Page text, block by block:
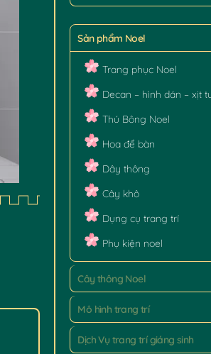
Sản phẩm Noel
Trang phục Noel
Decan – hình dán – xịt
Thú Bông Noel
Hoa để bàn
Dây thông
Cây khô
Dụng cụ trang trí
Phụ kiện noel
Cây thông Noel
Mô hình trang trí
Dịch Vụ trang trí giáng sinh